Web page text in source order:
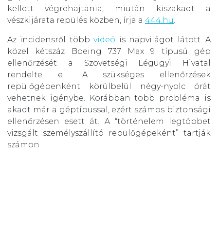
kellett végrehajtania, miután kiszakadt a
vészkijárata repülés közben, írja a 444.hu.
Az incidensről többvideó is napvilágot látott. A
közel kétszáz Boeing 737 Max 9 típusú gép
ellenőrzését a Szövetségi Légügyi Hivatal
rendelte el. A szükséges ellenőrzések
repülőgépenként körülbelül négy-nyolc órát
vehetnek igénybe. Korábban több probléma is
akadt már a géptípussal, ezért számos biztonsági
ellenőrzésen esett át. A “történelem legtöbbet
vizsgált személyszállító repülőgépeként” tartják
számon.